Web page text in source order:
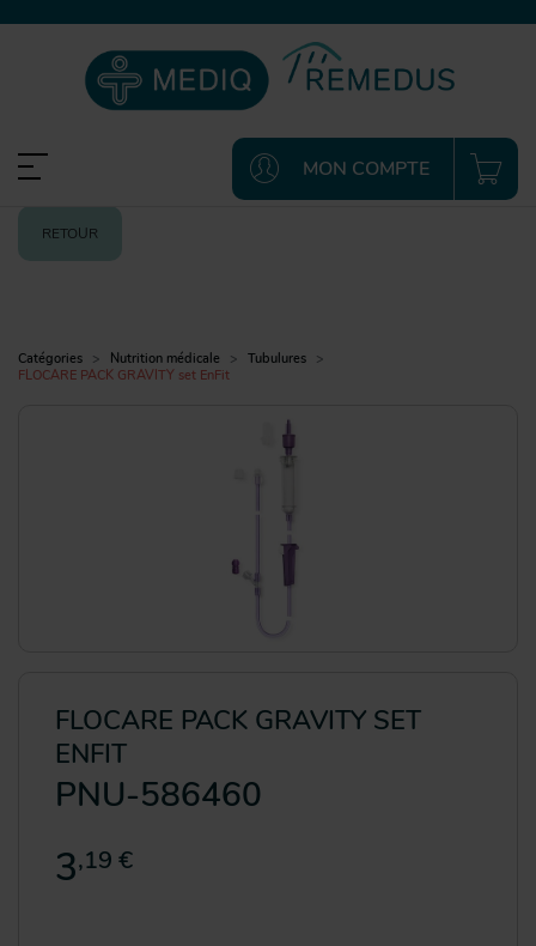
MON COMPTE
RETOUR
Catégories Nutrition médicale
Tubulures
FLOCARE PACK GRAVITY set EnFit
FLOCARE PACK GRAVITY SET
ENFIT
PNU-586460
3,19 €